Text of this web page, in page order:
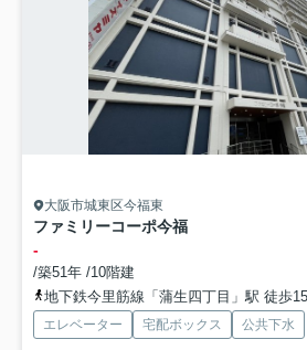
大阪市城東区今福東
ファミリーコーポ今福
-
/築51年 /10階建
地下鉄今里筋線「蒲生四丁目」駅 徒歩
エレベーター 宅配ボックス 公共下水